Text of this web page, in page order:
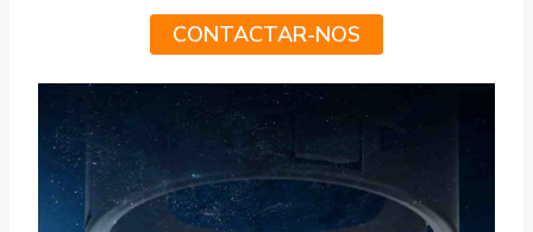
CONTACTAR-NOS